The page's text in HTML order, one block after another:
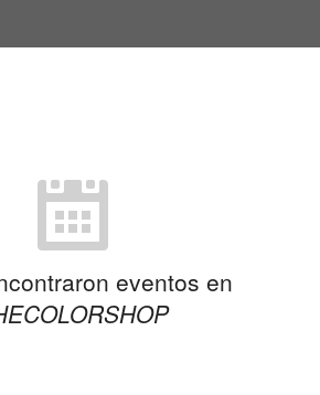
eventos en